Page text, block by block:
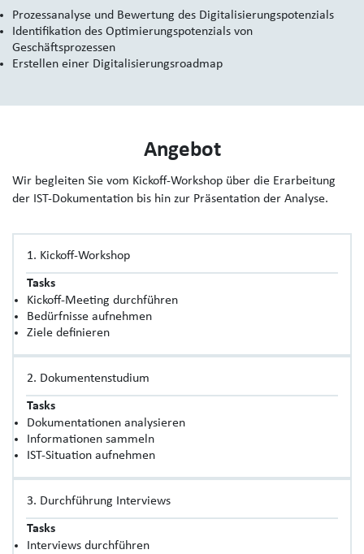
Prozessanalyse und Bewertung des Digitalisierungspotenzials
Identifikation des Optimierungspotenzials von
Geschäftsprozessen
Erstellen einer Digitalisierungsroadmap
Angebot
Wir begleiten Sie vom Kickoff-Workshop über die Erarbeitung
der IST-Dokumentation bis hin zur Präsentation der Analyse.
1. Kickoff-Workshop
Tasks
Kickoff-Meeting durchführen
Bedürfnisse aufnehmen
Ziele definieren
2. Dokumentenstudium
Tasks
Dokumentationen analysieren
Informationen sammeln
IST-Situation aufnehmen
3. Durchführung Interviews
Tasks
Interviews durchführen